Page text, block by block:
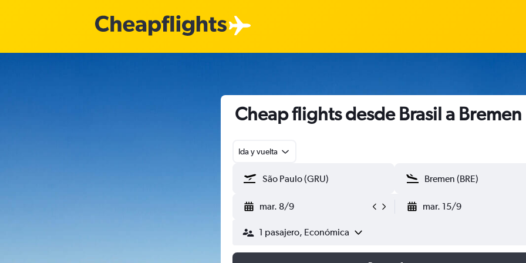
Cheap flights desde Brasil a Bremen
Ida y vuelta
mar. 8/9 mar. 15/9
1 pasajero, Económica